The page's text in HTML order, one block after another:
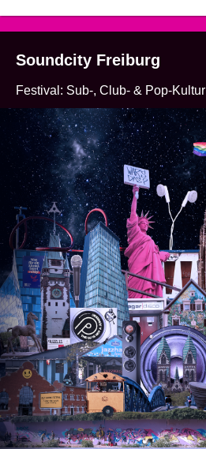
Soundcity Freiburg
Festival: Sub-, Club- & Pop-Kultur